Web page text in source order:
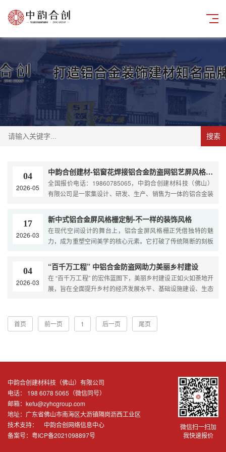
搜索
04
2026-05
中韵合创建材-铝窗花焊接铝合金防盗网铝艺屏风格栅源头定制厂家
全国报价电话：19860785065，中韵合创建材科技（佛山）
有限公司是一家集设计、研发、生产、销售为一体的铝合金装
落、月洞门和铝方通、铝单板、铝合金（百叶）空调罩等专业
定制工厂，公司立足广东佛山，客户遍及国内外，已基本建成
了一支文化素质高、专业技术能力强的员....
17
2026-03
新中式铝合金屏风格栅定制-不一样的装饰风格
在现代空间设计的舞台上，铝合金屏风格栅正凭借独特的魅
力，成为重塑空间美学的核心元素。它打破了传统隔断的刻板
铝合金屏风格栅的材质优势，是其立足市场的坚实根基。与木
质、石质屏风相比，铝合金材质轻盈却不失强度，搬运与安装
过程更为便捷，能有效降低施工难度....
04
2026-03
“百千万工程” 中铝合金防盗网助力美丽乡村建设
在 “百千万工程” 的宏伟蓝图下，美丽乡村建设正如火如荼地开
展，旨在全面提升乡村的经济发展水平、基础设施建设、生态
合金防盗网，作为一种兼具实用功能与美观特性的建筑材料，
在这一背景下，逐渐成为美丽....
首页 前一页 1 后一页 尾页
微信扫一扫加
我快速报价
中韵合创建材科技（佛山）有限公司
电话： 198 6078 5065（微信同号）
邮箱：kefu@zyhcgroup.com
地址：广东省佛山市南海区大沥镇隔岗沥西工业区
技术支持： 中韵合创网络信息中心
备案号： 粤ICP备2021098897号